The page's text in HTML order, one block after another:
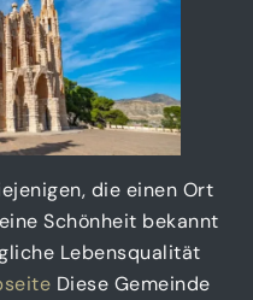
die einen Ort
Schönheit bekannt
Lebensqualität
Diese Gemeinde